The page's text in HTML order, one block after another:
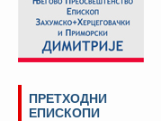
ПРЕТХОДНИ
ЕПИСКОПИ